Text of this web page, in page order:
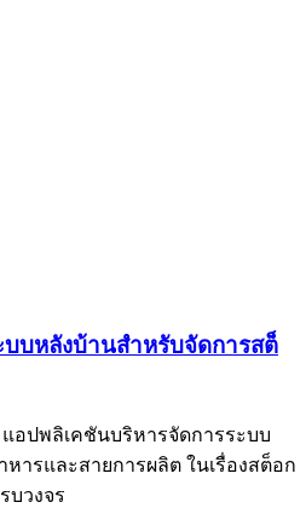
บบหลังบ้านสำหรับจัดการสต็
แอปพลิเคชันบริหารจัดการระบบ
ารและสายการผลิต ในเรื่องสต็อก
บวงจร